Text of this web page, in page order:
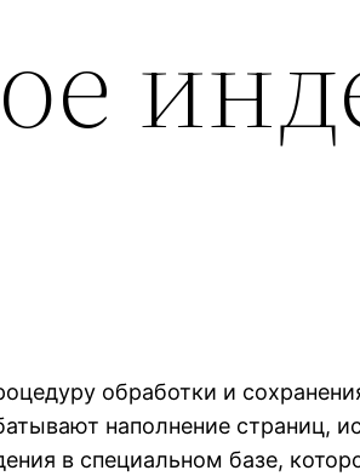
обработки и
наполнение страниц,
в специальном базе,